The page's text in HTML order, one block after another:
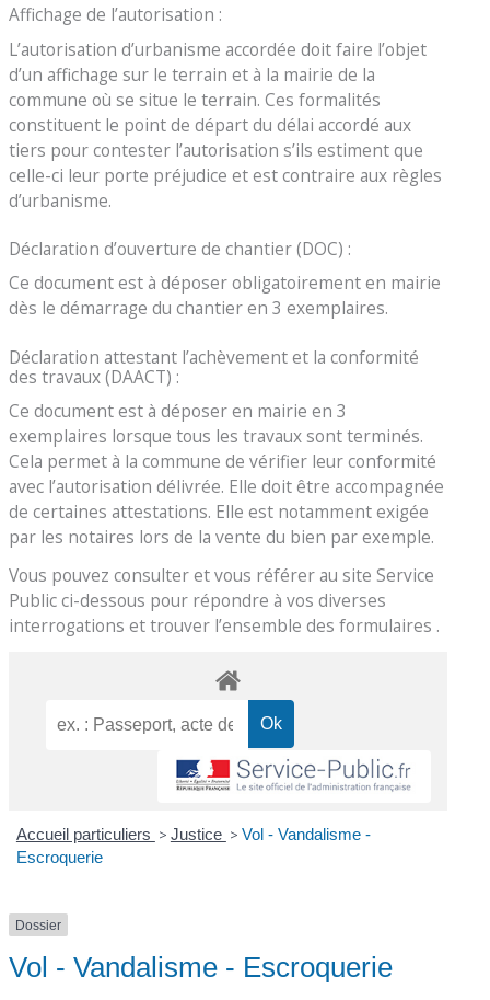
Affichage de l’autorisation :
L’autorisation d’urbanisme accordée doit faire l’objet
d’un affichage sur le terrain et à la mairie de la
commune où se situe le terrain. Ces formalités
constituent le point de départ du délai accordé aux
tiers pour contester l’autorisation s’ils estiment que
celle-ci leur porte préjudice et est contraire aux règles
d’urbanisme.
Déclaration d’ouverture de chantier (DOC) :
Ce document est à déposer obligatoirement en mairie
dès le démarrage du chantier en 3 exemplaires.
Déclaration attestant l’achèvement et la conformité
des travaux (DAACT) :
Ce document est à déposer en mairie en 3
exemplaires lorsque tous les travaux sont terminés.
Cela permet à la commune de vérifier leur conformité
avec l’autorisation délivrée. Elle doit être accompagnée
de certaines attestations. Elle est notamment exigée
par les notaires lors de la vente du bien par exemple.
Vous pouvez consulter et vous référer au site Service
Public ci-dessous pour répondre à vos diverses
interrogations et trouver l’ensemble des formulaires .
Accueil particuliers > Justice > Vol - Vandalisme -
Escroquerie
Dossier
Vol - Vandalisme - Escroquerie